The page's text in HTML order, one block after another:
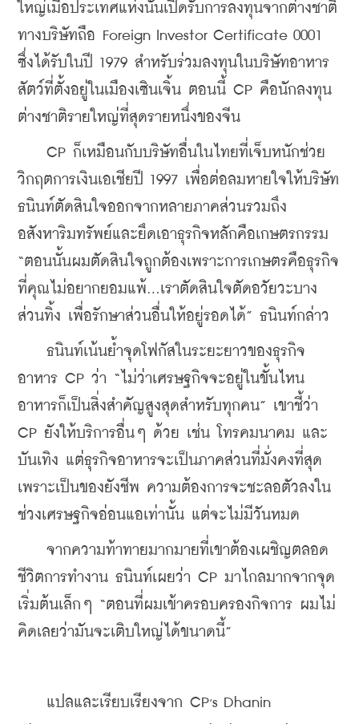
ใหญ่เมื่อประเทศแห่งนั้นเปิดรับการลงทุนจากต่างชาติ
ทางบริษัทถือ Foreign Investor Certificate 0001
ซึ่งได้รับในปี 1979 สำหรับร่วมลงทุนในบริษัทอาหาร
สัตว์ที่ตั้งอยู่ในเมืองเซินเจิ้น ตอนนี้ CP คือนักลงทุน
ต่างชาติรายใหญ่ที่สุดรายหนึ่งของจีน
CP ก็เหมือนกับบริษัทอื่นในไทยที่เจ็บหนักช่วย
วิกฤตการเงินเอเชียปี 1997 เพื่อต่อลมหายใจให้บริษัท
ธนินท์ตัดสินใจออกจากหลายภาคส่วนรวมถึง
อสังหาริมทรัพย์และยึดเอาธุรกิจหลักคือเกษตรกรรม
“ตอนนั้นผมตัดสินใจถูกต้องเพราะการเกษตรคือธุรกิจ
ที่คุณไม่อยากยอมแพ้...เราตัดสินใจตัดอวัยวะบาง
ส่วนทิ้ง เพื่อรักษาส่วนอื่นให้อยู่รอดได้” ธนินท์กล่าว
ธนินท์เน้นย้ำจุดโฟกัสในระยะยาวของธุรกิจ
อาหาร CP ว่า “ไม่ว่าเศรษฐกิจจะอยู่ในขั้นไหน
อาหารก็เป็นสิ่งสำคัญสูงสุดสำหรับทุกคน” เขาชี้ว่า
CP ยังให้บริการอื่นๆ ด้วย เช่น โทรคมนาคม และ
บันเทิง แต่ธุรกิจอาหารจะเป็นภาคส่วนที่มั่งคงที่สุด
เพราะเป็นของยังชีพ ความต้องการจะชะลอตัวลงใน
ช่วงเศรษฐกิจอ่อนแอเท่านั้น แต่จะไม่มีวันหมด
จากความท้าทายมากมายที่เขาต้องเผชิญตลอด
ชีวิตการทำงาน ธนินท์เผยว่า CP มาไกลมากจากจุด
เริ่มต้นเล็กๆ “ตอนที่ผมเข้าครอบครองกิจการ ผมไม่
คิดเลยว่ามันจะเติบใหญ่ได้ขนาดนี้”
แปลและเรียบเรียงจาก CP,s Dhanin